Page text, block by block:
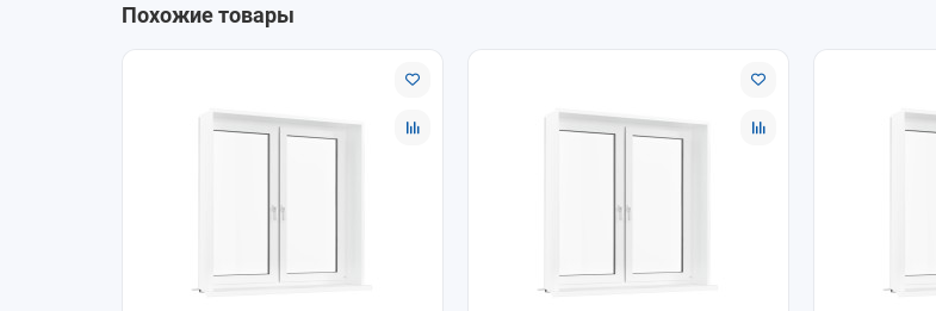
Похожие товары